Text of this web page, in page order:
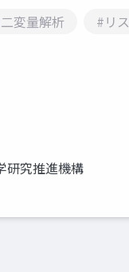
変量解析 #リ
研究推進機構